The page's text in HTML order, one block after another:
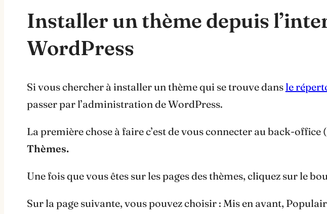
Installer un thème depuis
WordPress
Si vous chercher à installer un thème qui se trouve dans le
passer par l’administration de WordPress.
La première chose à faire c’est de vous connecter au back-
Thèmes.
Une fois que vous êtes sur les pages des thèmes, cliquez sur le
Sur la page suivante, vous pouvez choisir : Mis en avant,